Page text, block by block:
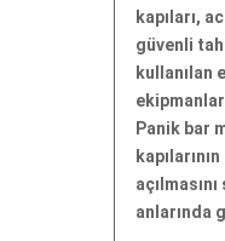
kapıları,
güvenli
kullanılan
Panik bar
anlarında